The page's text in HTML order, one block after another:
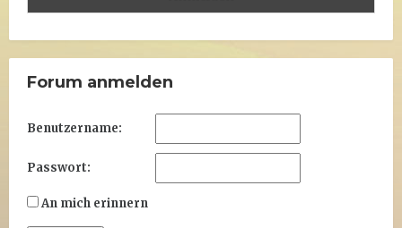
Forum anmelden
Benutzername:
Passwort:
An mich erinnern